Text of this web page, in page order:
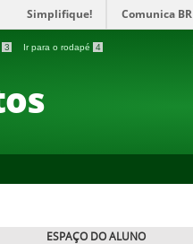
Simplifique! Comunica BR
3 Ir para o rodapé 4
ESPAÇO DO ALUNO